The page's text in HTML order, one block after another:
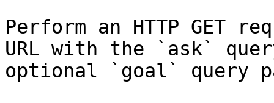
Perform an HTTP GET
URL with the `ask`
optional `goal` query